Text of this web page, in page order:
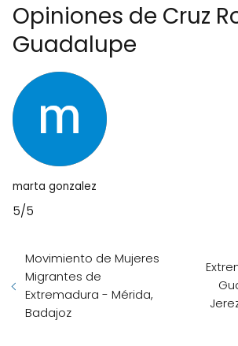
Opiniones de Cruz
Guadalupe
marta gonzalez
5/5
Movimiento de Mujeres
Migrantes de
Extremadura - Mérida,
Badajoz